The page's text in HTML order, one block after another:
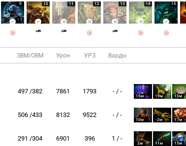
9 10 11 12 13 14 15
ЗВМ/ОВМ Урон УРЗ Варды
497 /382 7861 1793 - / -
15м 19м 15м
506 /433 8132 9522 - / -
10м -2м 17м
291 /304 6901 396 1 / -
2м 11м 15м